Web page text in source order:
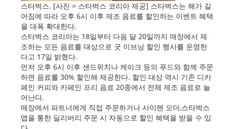
스타벅스. [사진 = 스타벅스 코리아 제공] 스타벅스는 해가 길
어짐에 따라 오후 6시 이후 제조 음료를 할인하는 이벤트 혜택
을 대폭 확대한다.
스타벅스 코리아는 18일부터 다음 달 20일까지 매장에서 제
조하는 모든 음료를 대상으로 굿 이브닝 할인 행사를 운영한
다고 17일 밝혔다.
먼저 오후 6시 이후 샌드위치나 케이크 등의 푸드와 함께 주문
하면 음료를 30% 할인해 제공한다. 할인 대상 역시 기존 디카
페인 커피와 카페인 프리 음료 20종에서 전체 제조 음료로 늘
어난다.
매장에서 파트너에게 직접 주문하거나 사이렌 오더,스타벅스
앱을 통한 딜리버리 주문 시 자동으로 할인 혜택을 받을 수 있